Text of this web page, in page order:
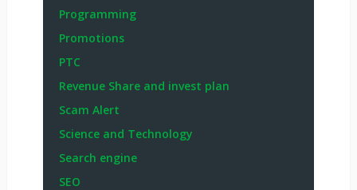
Programming
Promotions
PTC
Revenue Share and invest plan
Scam Alert
Science and Technology
Search engine
SEO